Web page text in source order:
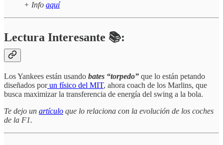
+ Info aquí
Lectura Interesante 📚:
Los Yankees están usando bates “torpedo” que lo están petando
diseñados porun físico del MIT, ahora coach de los Marlins, que
busca maximizar la transferencia de energía del swing a la bola.
Te dejo un artículo que lo relaciona con la evolución de los coches
de la F1.